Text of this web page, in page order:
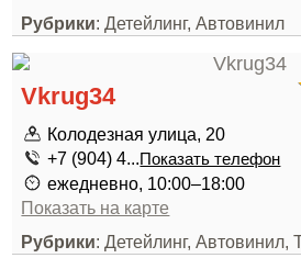
Рубрики: Детейлинг, Автовинил
Vkrug34
Колодезная улица, 20
+7 (904) 4...Показать телефон
ежедневно, 10:00–18:00
Показать на карте
Рубрики: Детейлинг, Автовинил,